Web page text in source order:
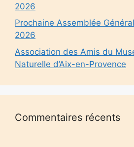
2026
Prochaine Assemblée
2026
Association des Amis du
Naturelle d’Aix-en-Provence
Commentaires récents